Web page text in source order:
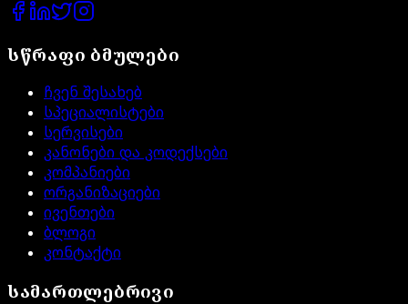
სწრაფი ბმულები
ჩვენ შესახებ
სპეციალისტები
სერვისები
კანონები და კოდექსები
კომპანიები
ორგანიზაციები
ივენთები
ბლოგი
კონტაქტი
სამართლებრივი